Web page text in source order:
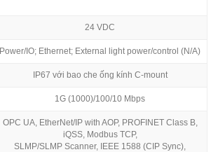
24 VDC
Power/IO; Ethernet; External light power/control (N/A)
IP67 với bao che ống kính C-mount
1G (1000)/100/10 Mbps
OPC UA, EtherNet/IP with AOP, PROFINET Class B,
iQSS, Modbus TCP,
SLMP/SLMP Scanner, IEEE 1588 (CIP Sync),